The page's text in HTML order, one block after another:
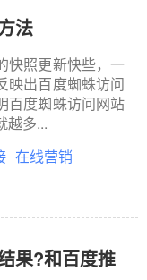
法
快照更新快些，一
映出百度蜘蛛访问
百度蜘蛛访问网站
越多...
在线营销
果?和百度推